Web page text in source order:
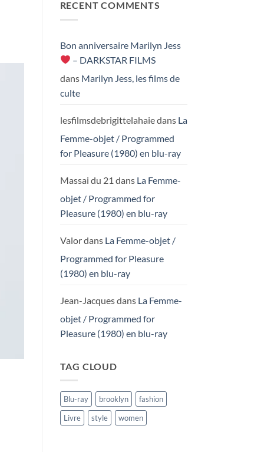
vendredi
Soirée
Marilyn
Allan
le
2
novembre
RECENT COMMENTS
Bon anniversaire Marilyn Jess
– DARKSTAR FILMS
dans Marilyn Jess, les films de
culte
lesfilmsdebrigittelahaiedans La
Femme-objet / Programmed
for Pleasure (1980) en blu-ray
Massai du 21 dans La Femme-
objet / Programmed for
Pleasure (1980) en blu-ray
Valordans La Femme-objet /
Programmed for Pleasure
(1980) en blu-ray
Jean-Jacquesdans La Femme-
objet / Programmed for
Pleasure (1980) en blu-ray
TAG CLOUD
Blu-ray brooklyn
fashion
Livre
style women